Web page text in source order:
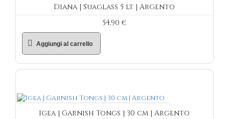
Diana | Suaglass 5 lt | Argento
54,90 €
Aggiungi al carrello
Igea | Garnish Tongs | 30 cm | Argento